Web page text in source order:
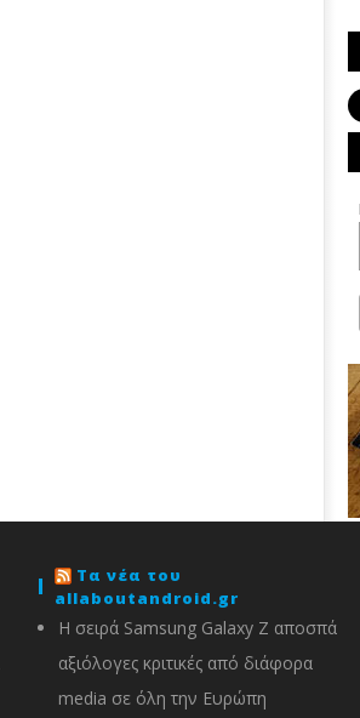
Τα νέα του
allaboutandroid.gr
Η σειρά Samsung Galaxy Z αποσπά
αξιόλογες κριτικές από διάφορα
media σε όλη την Ευρώπη